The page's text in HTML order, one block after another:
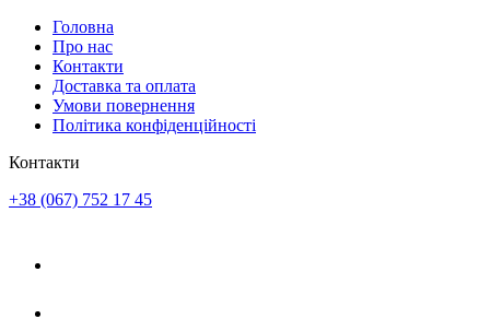
Головна
Про нас
Контакти
Доставка та оплата
Умови повернення
Політика конфіденційності
Контакти
+38 (067) 752 17 45